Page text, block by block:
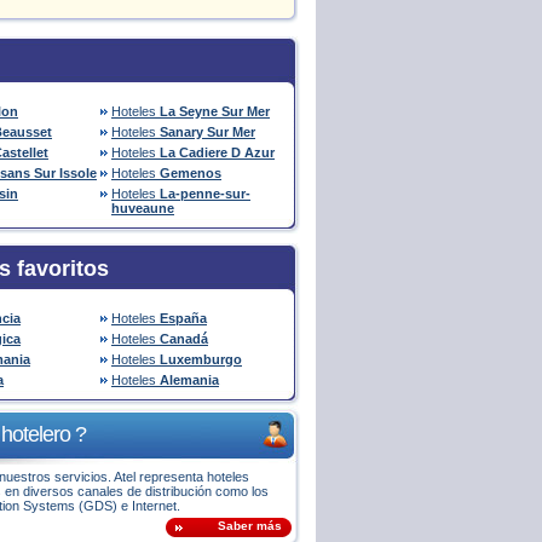
Hoteles La Seyne Sur Mer
Hoteles Sanary Sur Mer
Hoteles La Cadiere D Azur
Sur Issole
Hoteles Gemenos
Hoteles La-penne-sur-
huveaune
favoritos
Hoteles España
Hoteles Canadá
Hoteles Luxemburgo
Hoteles Alemania
?
servicios. Atel representa hoteles
en diversos canales de distribución como los
Systems (GDS) e Internet.
Saber más